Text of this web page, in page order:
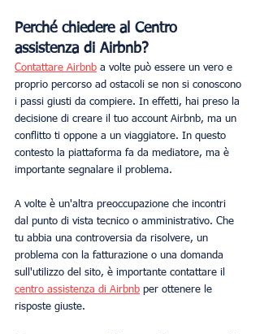
Perché chiedere al Centro
assistenza di Airbnb?
Contattare Airbnb a volte può essere un vero e
proprio percorso ad ostacoli se non si conoscono
i passi giusti da compiere. In effetti, hai preso la
decisione di creare il tuo account Airbnb, ma un
conflitto ti oppone a un viaggiatore. In questo
contesto la piattaforma fa da mediatore, ma è
importante segnalare il problema.
A volte è un'altra preoccupazione che incontri
dal punto di vista tecnico o amministrativo. Che
tu abbia una controversia da risolvere, un
problema con la fatturazione o una domanda
sull'utilizzo del sito, è importante contattare il
centro assistenza di Airbnb per ottenere le
risposte giuste.